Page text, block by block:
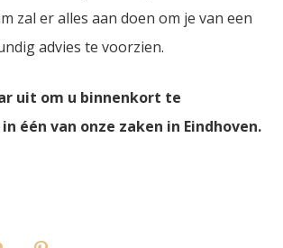
zal er alles aan doen om je van een
advies te voorzien.
uit om u binnenkort te
één van onze zaken in Eindhoven.